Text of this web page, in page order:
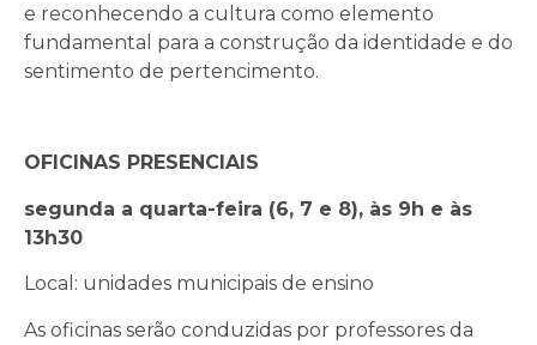
e reconhecendo a cultura como elemento
fundamental para a construção da identidade e do
sentimento de pertencimento.
OFICINAS PRESENCIAIS
segunda a quarta-feira (6, 7 e 8), às 9h e às
13h30
Local: unidades municipais de ensino
As oficinas serão conduzidas por professores da